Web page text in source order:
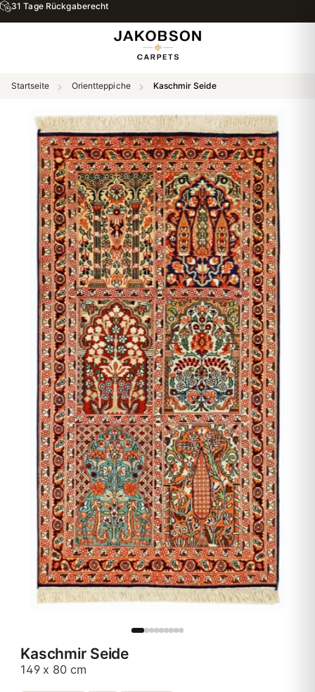
31 Tage Rückgaberecht
Startseite Orientteppiche Kaschmir Seide
Kaschmir Seide
149 x 80 cm